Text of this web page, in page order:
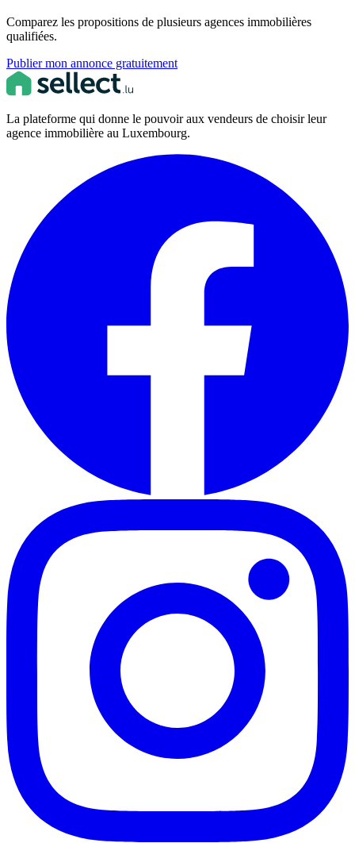
Comparez les propositions de plusieurs agences immobilières
qualifiées.
Publier mon annonce gratuitement
La plateforme qui donne le pouvoir aux vendeurs de choisir leur
agence immobilière au Luxembourg.